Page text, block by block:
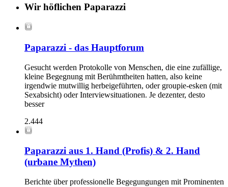
Wir höflichen Paparazzi
Paparazzi - das Hauptforum
Gesucht werden Protokolle von Menschen, die eine zufällige,
kleine Begegnung mit Berühmtheiten hatten, also keine
irgendwie mutwillig herbeigeführten, oder groupie-esken (mit
Sexabsicht) oder Interviewsituationen. Je dezenter, desto
besser
2.444
Paparazzi aus 1. Hand (Profis) & 2. Hand
(urbane Mythen)
Berichte über professionelle Begegungungen mit Prominenten